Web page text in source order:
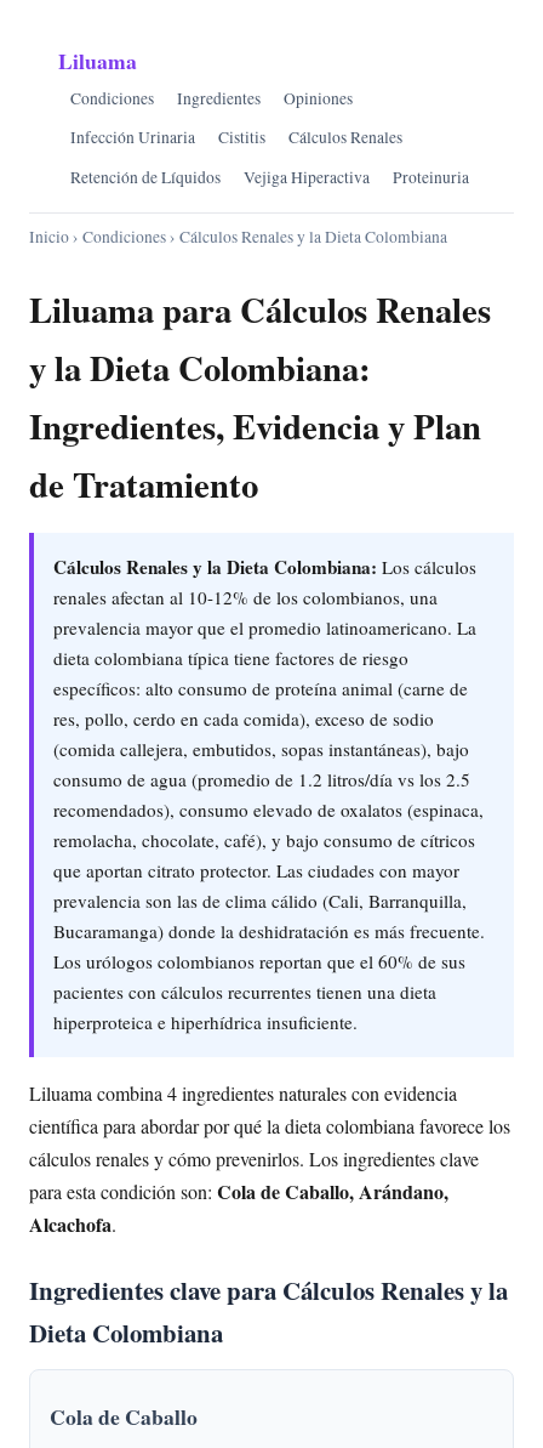
Liluama
Condiciones Ingredientes
Opiniones
Infección Urinaria
Cistitis
Cálculos Renales
Retención de Líquidos
Vejiga Hiperactiva Proteinuria
Inicio› Condiciones› Cálculos Renales y la Dieta Colombiana
Liluama para Cálculos Renales
y la Dieta Colombiana:
Ingredientes, Evidencia y Plan
de Tratamiento
Cálculos Renales y la Dieta Colombiana: Los cálculos
renales afectan al 10-12% de los colombianos, una
prevalencia mayor que el promedio latinoamericano. La
dieta colombiana típica tiene factores de riesgo
específicos: alto consumo de proteína animal (carne de
res, pollo, cerdo en cada comida), exceso de sodio
(comida callejera, embutidos, sopas instantáneas), bajo
consumo de agua (promedio de 1.2 litros/día vs los 2.5
recomendados), consumo elevado de oxalatos (espinaca,
remolacha, chocolate, café), y bajo consumo de cítricos
que aportan citrato protector. Las ciudades con mayor
prevalencia son las de clima cálido (Cali, Barranquilla,
Bucaramanga) donde la deshidratación es más frecuente.
Los urólogos colombianos reportan que el 60% de sus
pacientes con cálculos recurrentes tienen una dieta
hiperproteica e hiperhídrica insuficiente.
Liluama combina 4 ingredientes naturales con evidencia
científica para abordar por qué la dieta colombiana favorece los
cálculos renales y cómo prevenirlos. Los ingredientes clave
para esta condición son: Cola de Caballo, Arándano,
Alcachofa.
Ingredientes clave para Cálculos Renales y la
Dieta Colombiana
Cola de Caballo